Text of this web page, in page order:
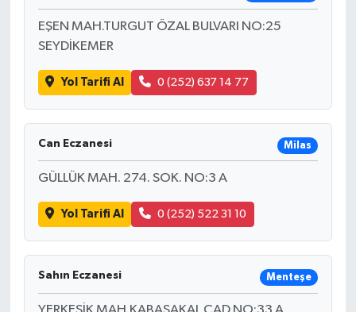
EŞEN MAH.TURGUT ÖZAL BULVARI NO:25
SEYDİKEMER
Yol Tarifi Al 0 (252) 637 14 77
Can Eczanesi Milas
GÜLLÜK MAH. 274. SOK. NO:3 A
Yol Tarifi Al 0 (252) 522 31 10
Sahın Eczanesi Menteşe